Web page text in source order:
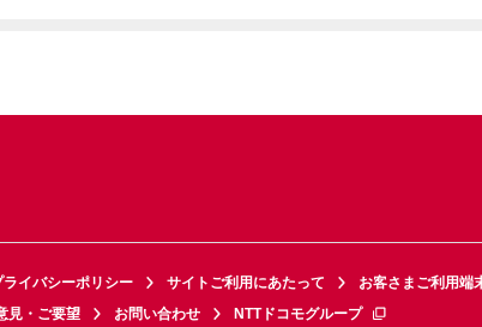
ライバシーポリシー サイトご利用にあたって お客さまご利用端
見・ご要望 お問い合わせ NTTドコモグループ